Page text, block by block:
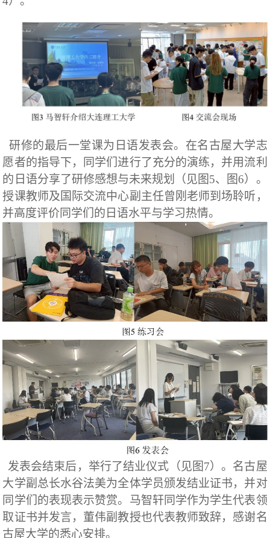
研修的最后一堂课为日语发表会。在名古屋大学志
愿者的指导下，同学们进行了充分的演练，并用流利
的日语分享了研修感想与未来规划（见图5、图6）。
授课教师及国际交流中心副主任曾刚老师到场聆听，
并高度评价同学们的日语水平与学习热情。
发表会结束后，举行了结业仪式（见图7）。名古屋
大学副总长水谷法美为全体学员颁发结业证书，并对
同学们的表现表示赞赏。马智轩同学作为学生代表领
取证书并发言，董伟副教授也代表教师致辞，感谢名
古屋大学的悉心安排。